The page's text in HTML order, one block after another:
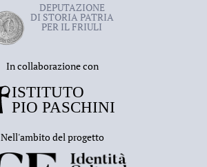
DEPUTAZIONE
DI STORIA PATRIA
PER IL FRIULI
In collaborazione con
Nell'ambito del progetto